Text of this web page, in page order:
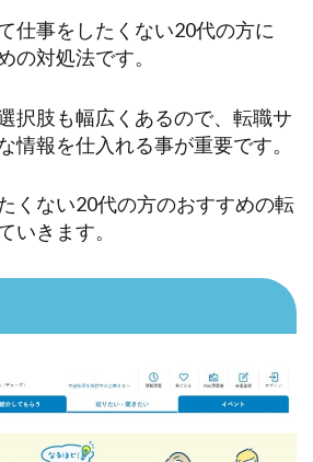
仕事をしたくない20代の方に
の対処法です。
択肢も幅広くあるので、転職サ
情報を仕入れる事が重要です。
くない20代の方のおすすめの転
いきます。